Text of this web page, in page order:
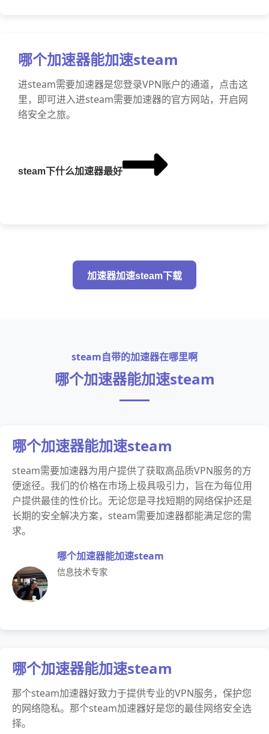
哪个加速器能加速steam
进steam需要加速器是您登录VPN账户的通道，点击这
里，即可进入进steam需要加速器的官方网站，开启网
络安全之旅。
steam下什么加速器最好
加速器加速steam下载
steam自带的加速器在哪里啊
哪个加速器能加速steam
哪个加速器能加速steam
steam需要加速器为用户提供了获取高品质VPN服务的方
便途径。我们的价格在市场上极具吸引力，旨在为每位用
户提供最佳的性价比。无论您是寻找短期的网络保护还是
长期的安全解决方案，steam需要加速器都能满足您的需
求。
哪个加速器能加速steam
信息技术专家
哪个加速器能加速steam
那个steam加速器好致力于提供专业的VPN服务，保护您
的网络隐私。那个steam加速器好是您的最佳网络安全选
择。